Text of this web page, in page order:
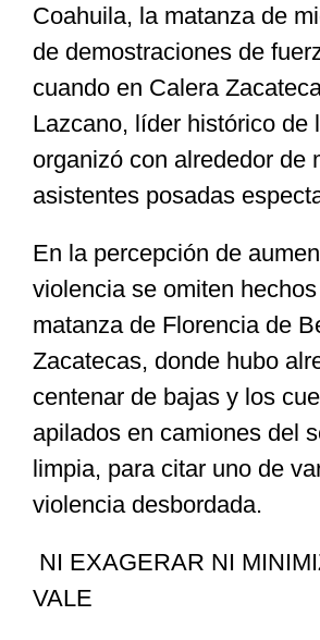
Coahuila, la matanza de
de demostraciones de
cuando en Calera
Lazcano, líder histórico de
organizó con alrededor de
asistentes posadas
En la percepción de
violencia se omiten
matanza de Florencia de
Zacatecas, donde hubo
centenar de bajas y los
apilados en camiones del
limpia, para citar uno de
violencia desbordada.
NI EXAGERAR NI
VALE